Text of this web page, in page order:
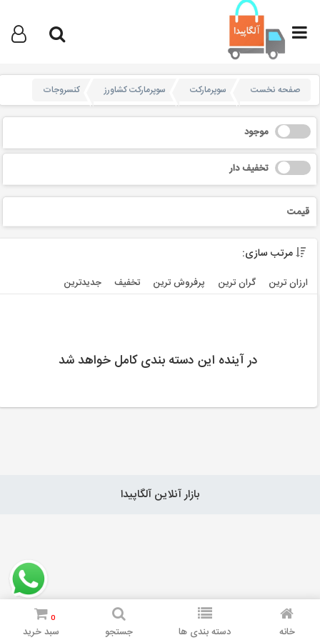
صفحه نخست سوپرمارکت سوپرمارکت کشاورز کنسروجات
موجود
تخفیف دار
قیمت
مرتب سازی:
ارزان ترین گران ترین پرفروش ترین تخفیف جديدترين
در آینده این دسته بندی کامل خواهد شد
خانه دسته بندی ها جستجو
0
سبد خرید
بازار آنلاین آلگاپیدا